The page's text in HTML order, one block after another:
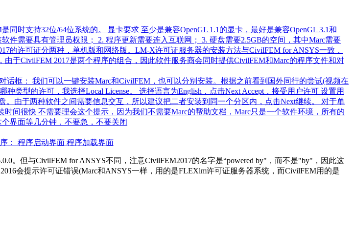
时支持32位/64位系统的。 显卡要求 至少是兼容OpenGL 1.1的显卡，最好是兼容OpenGL 3.1和
件需要具有管理员权限； 2. 程序更新需要连入互联网； 3. 硬盘需要2.5GB的空间，其中Marc需要
的许可证分两种，单机版和网络版。LM-X许可证服务器的安装方法与CivilFEM for ANSYS一致，
于CivilFEM 2017是两个程序的组合，因此软件服务商会同时提供CivilFEM和Marc的程序文件和对
话框： 我们可以一键安装Marc和CivilFEM，也可以分别安装。根据之前看到国外同行的尝试(视频在
类型的许可，我选择Local License。 选择语言为English，点击Next Accept，接受用户许可 设置用
由于两种软件之间需要信息交互，所以建议把二者安装到同一个分区内，点击Next继续。 对于单
间很快 不需要理会这个提示，因为我们不需要Marc的帮助文档，Marc只是一个软件环境，所有的
界面等几分钟，不要急，不要关闭
： 程序启动界面 程序加载界面
。但与CivilFEM for ANSYS不同，注意CivilFEM2017的名字是“powered by"，而不是"by"，因此这
会提示许可证错误(Marc和ANSYS一样，用的是FLEXlm许可证服务器系统，而CivilFEM用的是